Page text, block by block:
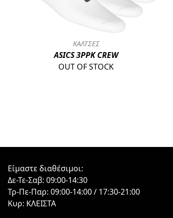
ΚΑΛΤΣΕΣ
ASICS 3PPK CREW
OUT OF STOCK
Είμαστε διαθέσιμοι:
Δε-Τε-Σαβ: 09:00-14:30
Τρ-Πε-Παρ: 09:00-14:00 / 17:30-21:00
Κυρ: ΚΛΕΙΣΤΑ